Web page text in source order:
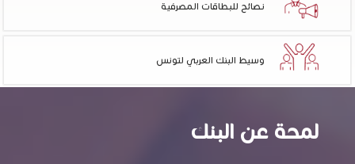
نصائح للبطاقات المصرفية
وسيط البنك العربي لتونس
لمحة عن البنك